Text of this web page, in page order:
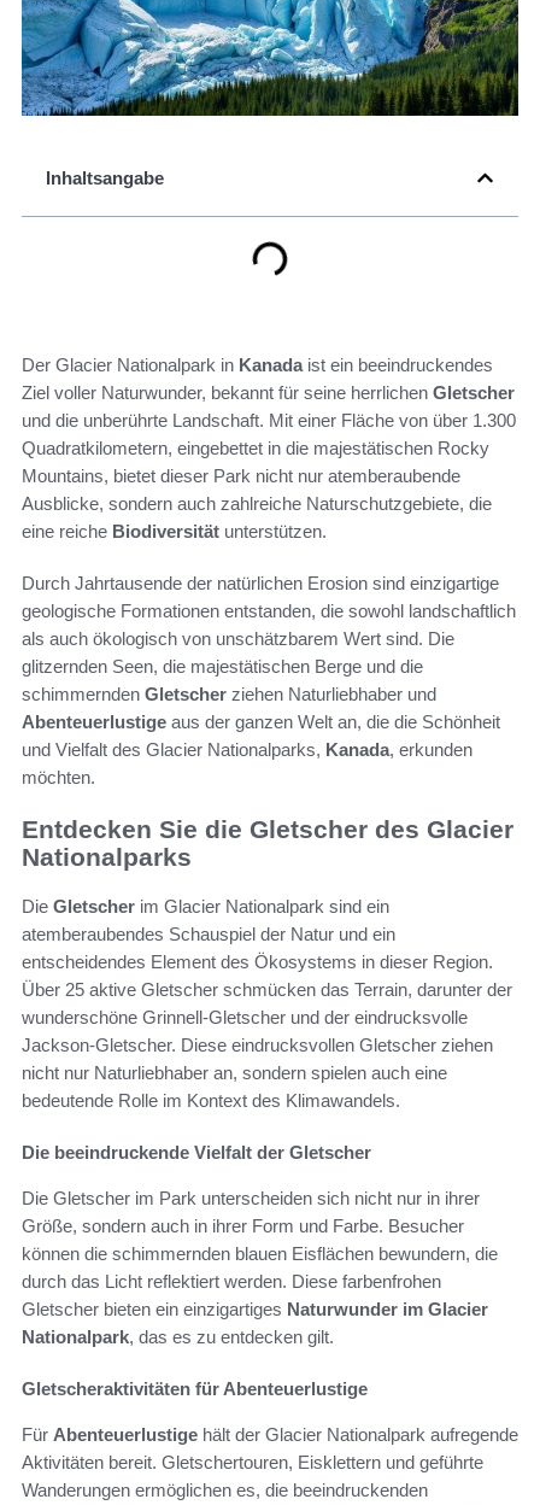
Inhaltsangabe
Der Glacier Nationalpark in Kanadaist ein beeindruckendes
Ziel voller Naturwunder, bekannt für seine herrlichen Gletscher
und die unberührte Landschaft. Mit einer Fläche von über 1.300
Quadratkilometern, eingebettet in die majestätischen Rocky
Mountains, bietet dieser Park nicht nur atemberaubende
Ausblicke, sondern auch zahlreiche Naturschutzgebiete, die
eine reiche Biodiversität unterstützen.
Durch Jahrtausende der natürlichen Erosion sind einzigartige
geologische Formationen entstanden, die sowohl landschaftlich
als auch ökologisch von unschätzbarem Wert sind. Die
glitzernden Seen, die majestätischen Berge und die
schimmernden Gletscher ziehen Naturliebhaber und
Abenteuerlustige aus der ganzen Welt an, die die Schönheit
und Vielfalt des Glacier Nationalparks, Kanada, erkunden
möchten.
Entdecken Sie die Gletscher des Glacier
Nationalparks
Die Gletscher im Glacier Nationalpark sind ein
atemberaubendes Schauspiel der Natur und ein
entscheidendes Element des Ökosystems in dieser Region.
Über 25 aktive Gletscher schmücken das Terrain, darunter der
wunderschöne Grinnell-Gletscher und der eindrucksvolle
Jackson-Gletscher. Diese eindrucksvollen Gletscher ziehen
nicht nur Naturliebhaber an, sondern spielen auch eine
bedeutende Rolle im Kontext des Klimawandels.
Die beeindruckende Vielfalt der Gletscher
Die Gletscher im Park unterscheiden sich nicht nur in ihrer
Größe, sondern auch in ihrer Form und Farbe. Besucher
können die schimmernden blauen Eisflächen bewundern, die
durch das Licht reflektiert werden. Diese farbenfrohen
Gletscher bieten ein einzigartiges Naturwunder im Glacier
Nationalpark, das es zu entdecken gilt.
Gletscheraktivitäten für Abenteuerlustige
Für Abenteuerlustige hält der Glacier Nationalpark aufregende
Aktivitäten bereit. Gletschertouren, Eisklettern und geführte
Wanderungen ermöglichen es, die beeindruckenden